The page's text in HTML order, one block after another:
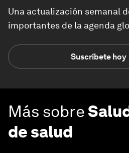
Una actualización semanal
importantes de la agenda
Suscríbete hoy
Más sobre
de salud